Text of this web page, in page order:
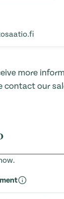
more
contact our